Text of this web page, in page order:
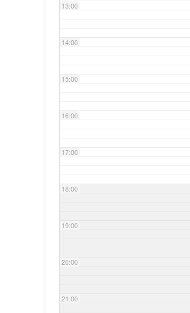
13:00
14:00
15:00
16:00
17:00
18:00
19:00
20:00
21:00